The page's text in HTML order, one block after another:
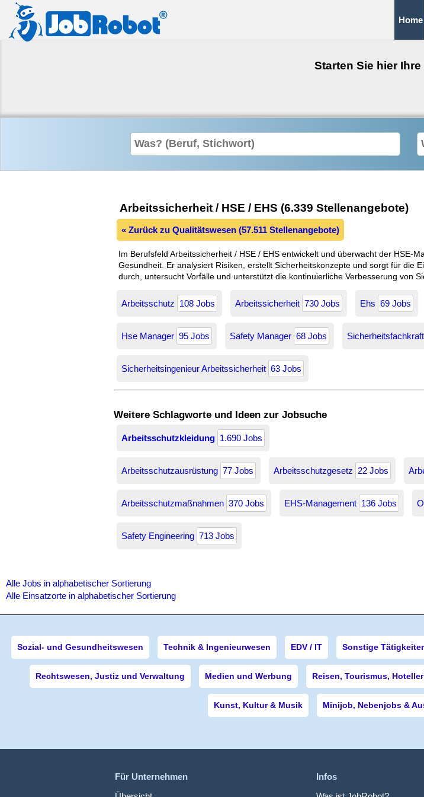
Home
Starten Sie hier
Arbeitssicherheit / HSE / EHS (6.339 Stellenangebote)
« Zurück zu Qualitätswesen (57.511 Stellenangebote)
Im Berufsfeld Arbeitssicherheit / HSE / EHS entwickelt und überwacht der HSE-
Gesundheit. Er analysiert Risiken, erstellt Sicherheitskonzepte und sorgt für die
durch, untersucht Vorfälle und unterstützt die kontinuierliche Verbesserung von
Arbeitsschutz 108 Jobs Arbeitssicherheit 730 Jobs Ehs 69 Jobs
Hse Manager 95 Jobs Safety Manager 68 Jobs Sicherheitsfachkraft
Sicherheitsingenieur Arbeitssicherheit 63 Jobs
Weitere Schlagworte und Ideen zur Jobsuche
Arbeitsschutzkleidung 1.690 Jobs
Arbeitsschutzausrüstung 77 Jobs Arbeitsschutzgesetz 22 Jobs
Arbeitsschutzmaßnahmen 370 Jobs EHS-Management 136 Jobs
Safety Engineering 713 Jobs
Alle Jobs in alphabetischer Sortierung
Alle Einsatzorte in alphabetischer Sortierung
Sozial- und Gesundheitswesen Technik & Ingenieurwesen EDV / IT Sonstige
Rechtswesen, Justiz und Verwaltung Medien und Werbung Reisen, Tourismus,
Kunst, Kultur & Musik Minijob, Nebenjobs &
Für Unternehmen
Infos